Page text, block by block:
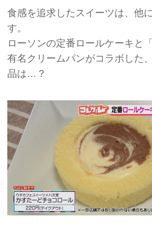
食感を追求したスイーツは、他
す。
ローソンの定番ロールケーキと
有名クリームパンがコラボした
品は…？